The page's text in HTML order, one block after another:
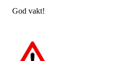
God vakt!